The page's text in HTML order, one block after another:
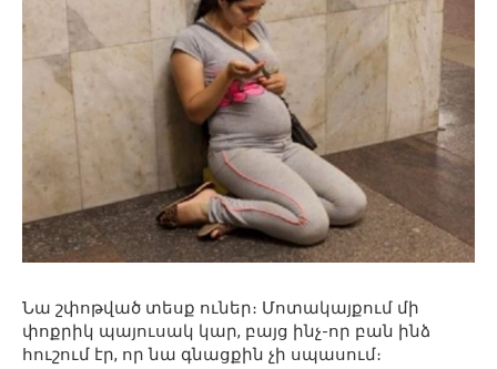
Նա շփոթված տեսք ուներ։ Մոտակայքում մի
փոքրիկ պայուսակ կար, բայց ինչ-որ բան ինձ
հուշում էր, որ նա գնացքին չի սպասում։